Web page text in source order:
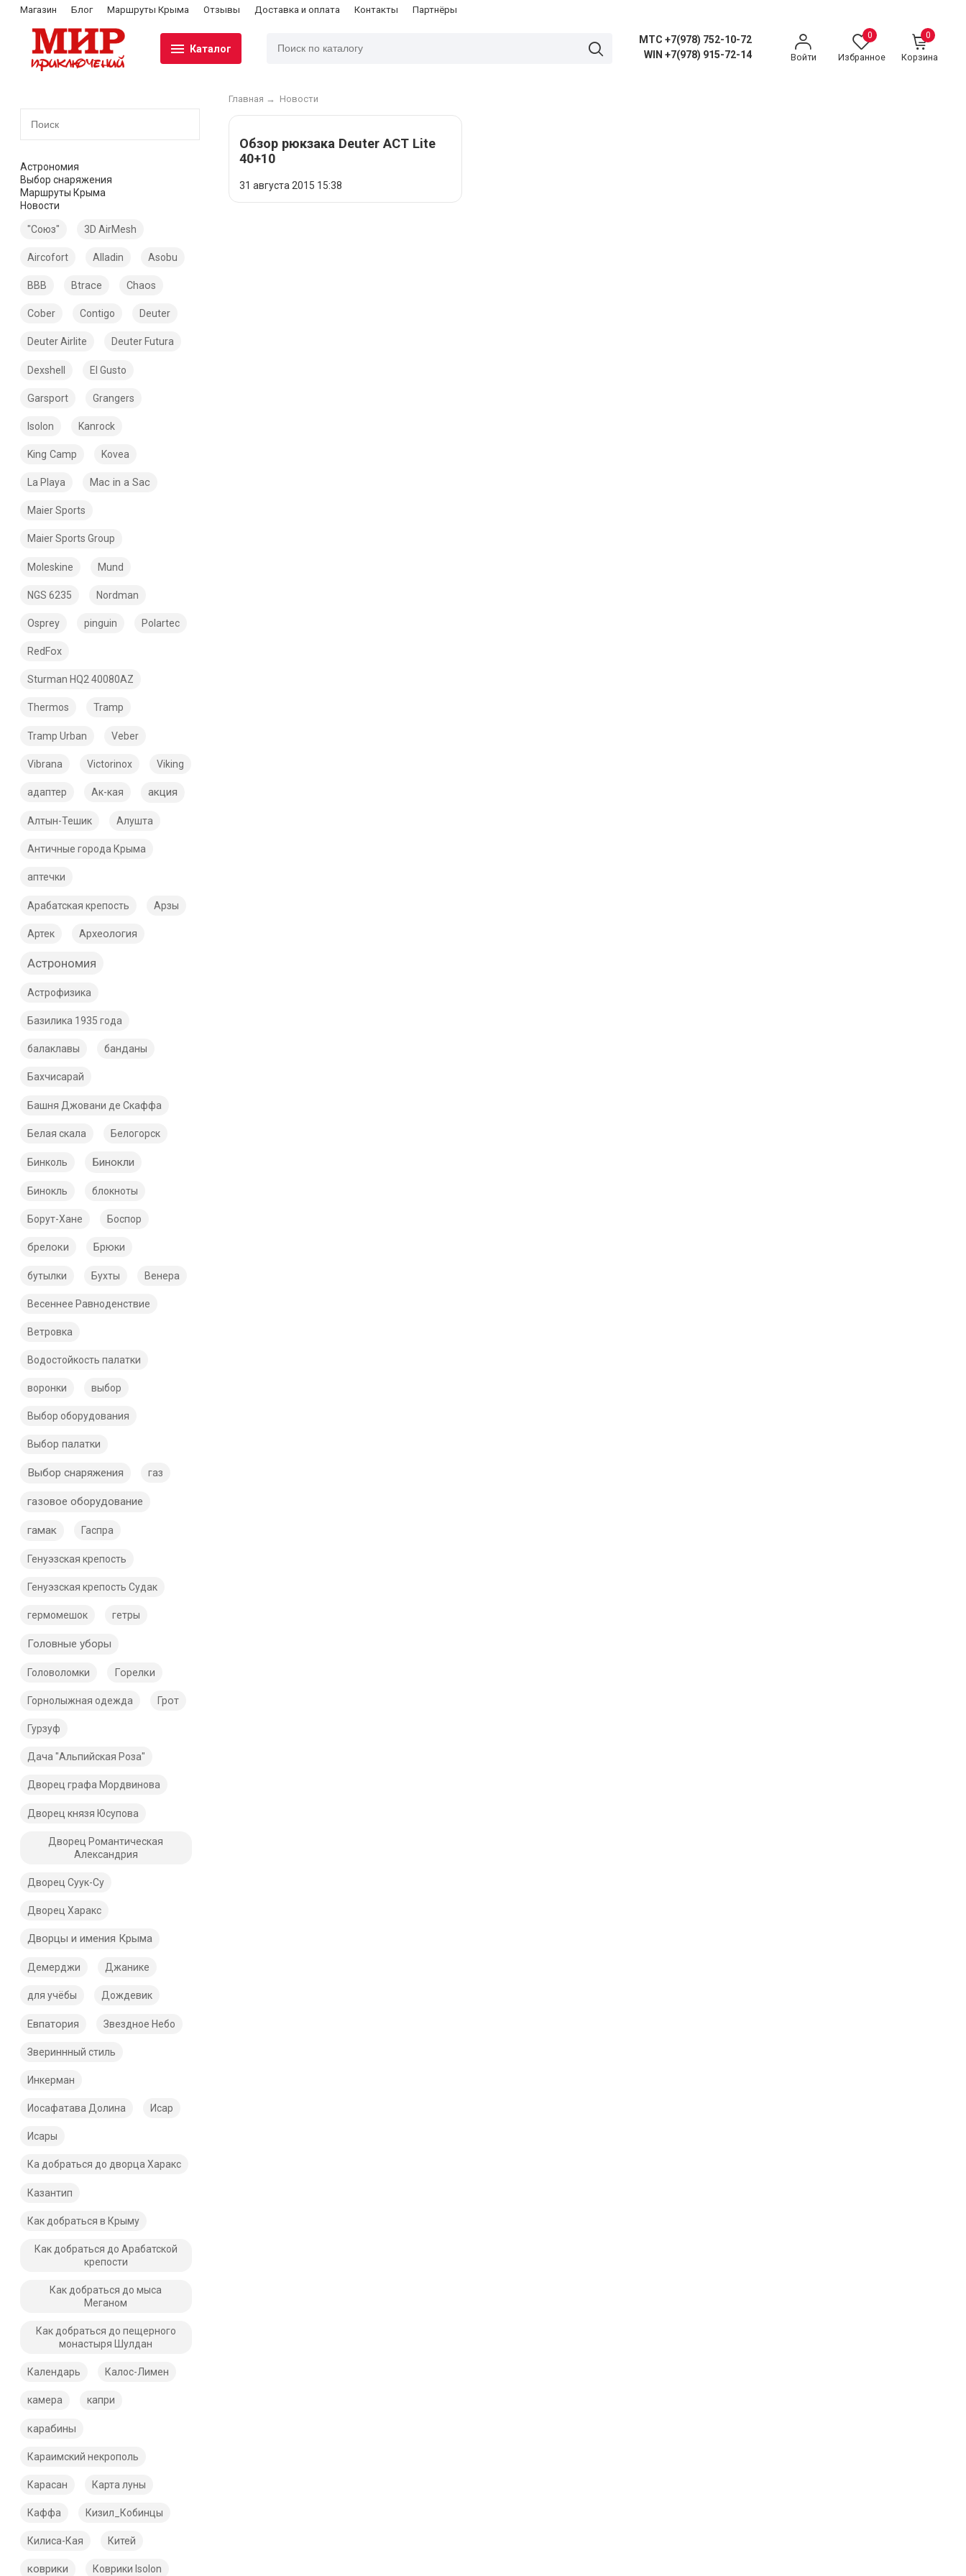
Магазин Блог Маршруты Крыма Отзывы Доставка и оплата Контакты Партнёры
Каталог
MTC +7(978) 752-10-72
WIN +7(978) 915-72-14
Войти
0
Избранное
0
Корзина
Астрономия
Выбор снаряжения
Маршруты Крыма
Новости
"Союз" 3D AirMesh
Aircofort Alladin Asobu
BBB Btrace Chaos
Cober Contigo Deuter
Deuter Airlite Deuter Futura
Dexshell El Gusto
Garsport Grangers
Isolon Kanrock
King Camp Kovea
La Playa Mac in a Sac
Maier Sports
Maier Sports Group
Moleskine Mund
NGS 6235 Nordman
Osprey pinguin Polartec
RedFox
Sturman HQ2 40080AZ
Thermos Tramp
Tramp Urban Veber
Vibrana Victorinox Viking
адаптер Ак-кая акция
Алтын-Тешик Алушта
Античные города Крыма
аптечки
Арабатская крепость Арзы
Артек Археология
Астрономия
Астрофизика
Базилика 1935 года
балаклавы банданы
Бахчисарай
Башня Джовани де Скаффа
Белая скала Белогорск
Бинколь Бинокли
Бинокль блокноты
Борут-Хане Боспор
брелоки Брюки
бутылки Бухты Венера
Весеннее Равноденствие
Ветровка
Водостойкость палатки
воронки выбор
Выбор оборудования
Выбор палатки
Выбор снаряжения газ
газовое оборудование
гамак Гаспра
Генуэзская крепость
Генуэзская крепость Судак
гермомешок гетры
Головные уборы
Головоломки Горелки
Горнолыжная одежда Грот
Гурзуф
Дача "Альпийская Роза"
Дворец графа Мордвинова
Дворец князя Юсупова
Дворец Романтическая
Александрия
Дворец Суук-Су
Дворец Харакс
Дворцы и имения Крыма
Демерджи Джанике
для учёбы Дождевик
Евпатория Звездное Небо
Звериннный стиль
Инкерман
Иосафатава Долина Исар
Исары
Ка добраться до дворца Харакс
Казантип
Как добраться в Крыму
Как добраться до Арабатской
крепости
Как добраться до мыса
Меганом
Как добраться до пещерного
монастыря Шулдан
Календарь Калос-Лимен
камера капри
карабины
Караимский некрополь
Карасан Карта луны
Каффа Кизил_Кобинцы
Килиса-Кая Китей
коврики Коврики Isolon
Главная → Новости
Обзор рюкзака Deuter ACT Lite
40+10
31 августа 2015 15:38